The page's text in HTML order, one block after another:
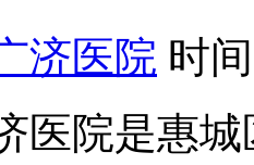
济医院 时
院是惠城